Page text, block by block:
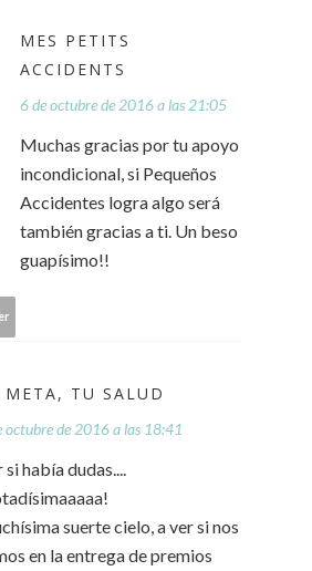
MES PETITS
ACCIDENTS
6 de octubre de 2016 a las 21:05
Muchas gracias por tu apoyo
incondicional, si Pequeños
Accidentes logra algo será
también gracias a ti. Un beso
guapísimo!!
TU SALUD
octubre de 2016 a las 18:41
si había dudas....
suerte cielo, a ver si nos
en la entrega de premios